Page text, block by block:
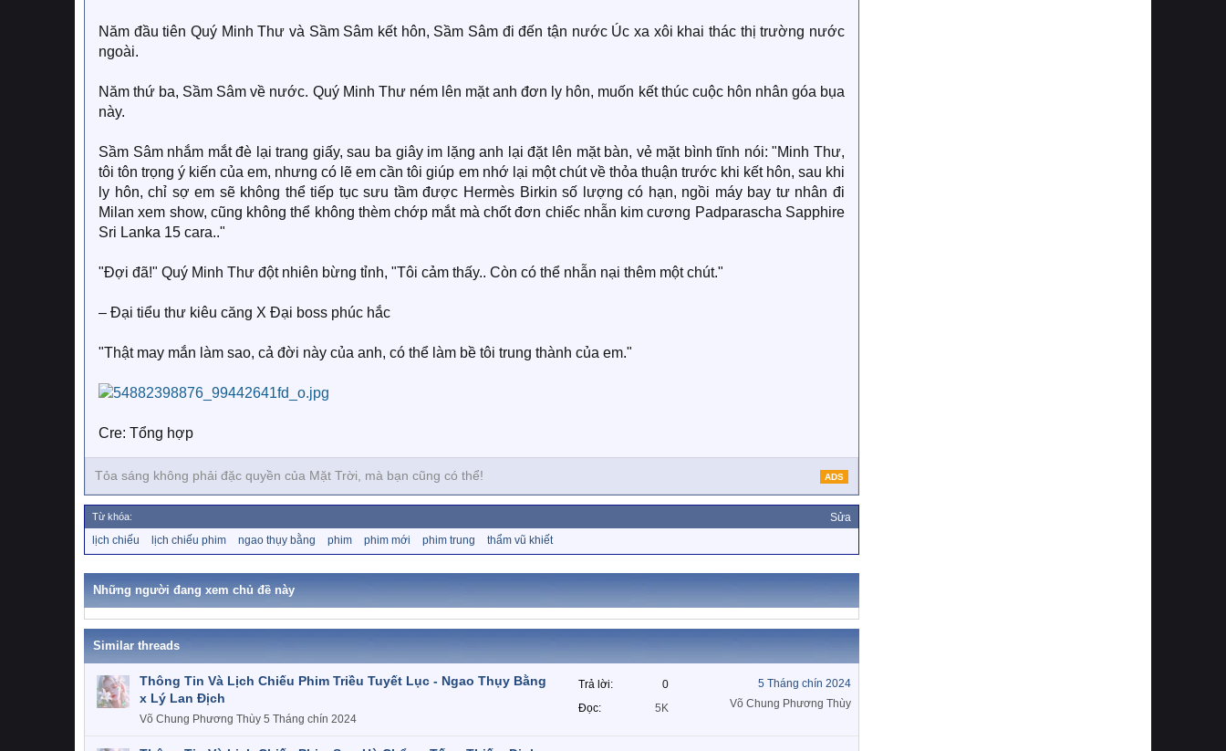
Năm đầu tiên Quý Minh Thư và Sầm Sâm kết hôn, Sầm Sâm đi đến tận nước Úc xa xôi khai thác thị trường nước
ngoài.
Năm thứ ba, Sầm Sâm về nước. Quý Minh Thư ném lên mặt anh đơn ly hôn, muốn kết thúc cuộc hôn nhân góa bụa
này.
Sầm Sâm nhắm mắt đè lại trang giấy, sau ba giây im lặng anh lại đặt lên mặt bàn, vẻ mặt bình tĩnh nói: "Minh Thư,
tôi tôn trọng ý kiến của em, nhưng có lẽ em cần tôi giúp em nhớ lại một chút về thỏa thuận trước khi kết hôn, sau khi
ly hôn, chỉ sợ em sẽ không thể tiếp tục sưu tầm được Hermès Birkin số lượng có hạn, ngồi máy bay tư nhân đi
Milan xem show, cũng không thể không thèm chớp mắt mà chốt đơn chiếc nhẫn kim cương Padparascha Sapphire
Sri Lanka 15 cara.."
"Đợi đã!" Quý Minh Thư đột nhiên bừng tỉnh, "Tôi cảm thấy.. Còn có thể nhẫn nại thêm một chút."
– Đại tiểu thư kiêu căng X Đại boss phúc hắc
"Thật may mắn làm sao, cả đời này của anh, có thể làm bề tôi trung thành của em."
Cre: Tổng hợp
Tỏa sáng không phải đặc quyền của Mặt Trời, mà bạn cũng có thể! ADS
Từ khóa: Sửa
ừ
a
lịch chiếu lịch chiếu phim ngao thụy bằng phim phim mới phim trung thẩm vũ khiết
Những người đang xem chủ đề này
Similar threads
Thông Tin Và Lịch Chiếu Phim Triều Tuyết Lục - Ngao Thụy Bằng
x Lý Lan Địch
Võ Chung Phương Thùy 5 Tháng chín 2024
Trả lời
0
Đọc
5K
5 Tháng chín 2024
Võ Chung Phương Thùy